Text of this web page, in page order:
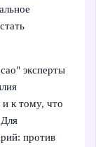
эксперты
и к тому, что
против